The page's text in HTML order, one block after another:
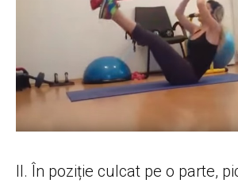
II. În poziție culcat pe o parte,